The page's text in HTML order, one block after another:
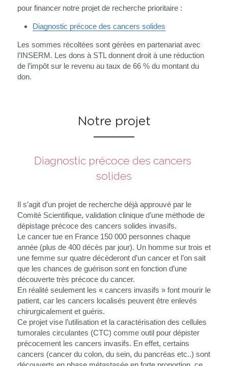
pour financer notre projet de recherche prioritaire :
Diagnostic précoce des cancers solides
Les sommes récoltées sont gérées en partenariat avec
l’INSERM. Les dons à STL donnent droit à une réduction
de l’impôt sur le revenu au taux de 66 % du montant du
don.
Notre projet
Diagnostic précoce des cancers
solides
Il s’agit d’un projet de recherche déjà approuvé par le
Comité Scientifique, validation clinique d’une méthode de
dépistage précoce des cancers solides invasifs.
Le cancer tue en France 150 000 personnes chaque
année (plus de 400 décès par jour). Un homme sur trois et
une femme sur quatre décèderont d’un cancer et l’on sait
que les chances de guérison sont en fonction d’une
découverte très précoce du cancer.
En réalité seulement les « cancers invasifs » font mourir le
patient, car les cancers localisés peuvent être enlevés
chirurgicalement et guéris.
Ce projet vise l’utilisation et la caractérisation des cellules
tumorales circulantes (CTC) comme outil pour dépister
précocement les cancers invasifs. En effet, certains
cancers (cancer du colon, du sein, du pancréas etc..) sont